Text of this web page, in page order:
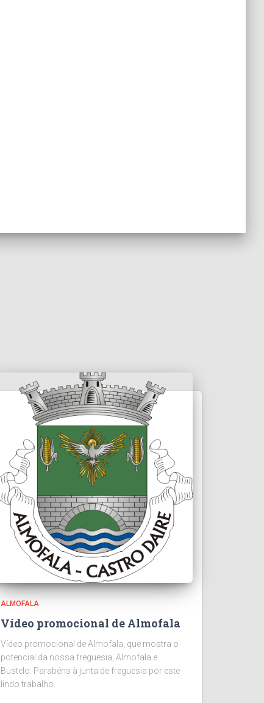
ALMOFALA
Vídeo promocional de Almofala
Vídeo promocional de Almofala, que mostra o
potencial da nossa freguesia, Almofala e
Bustelo. Parabéns à junta de freguesia por este
lindo trabalho.